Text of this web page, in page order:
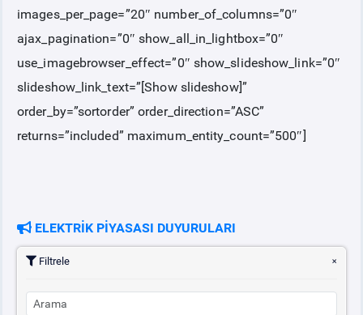
images_per_page=”20″ number_of_columns=”0″
ajax_pagination=”0″ show_all_in_lightbox=”0″
use_imagebrowser_effect=”0″ show_slideshow_link=”0″
slideshow_link_text=”[Show slideshow]”
order_by=”sortorder” order_direction=”ASC”
returns=”included” maximum_entity_count=”500″]
ELEKTRİK PİYASASI DUYURULARI
Filtrele